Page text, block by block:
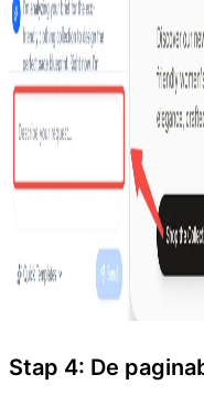
Stap 4: De